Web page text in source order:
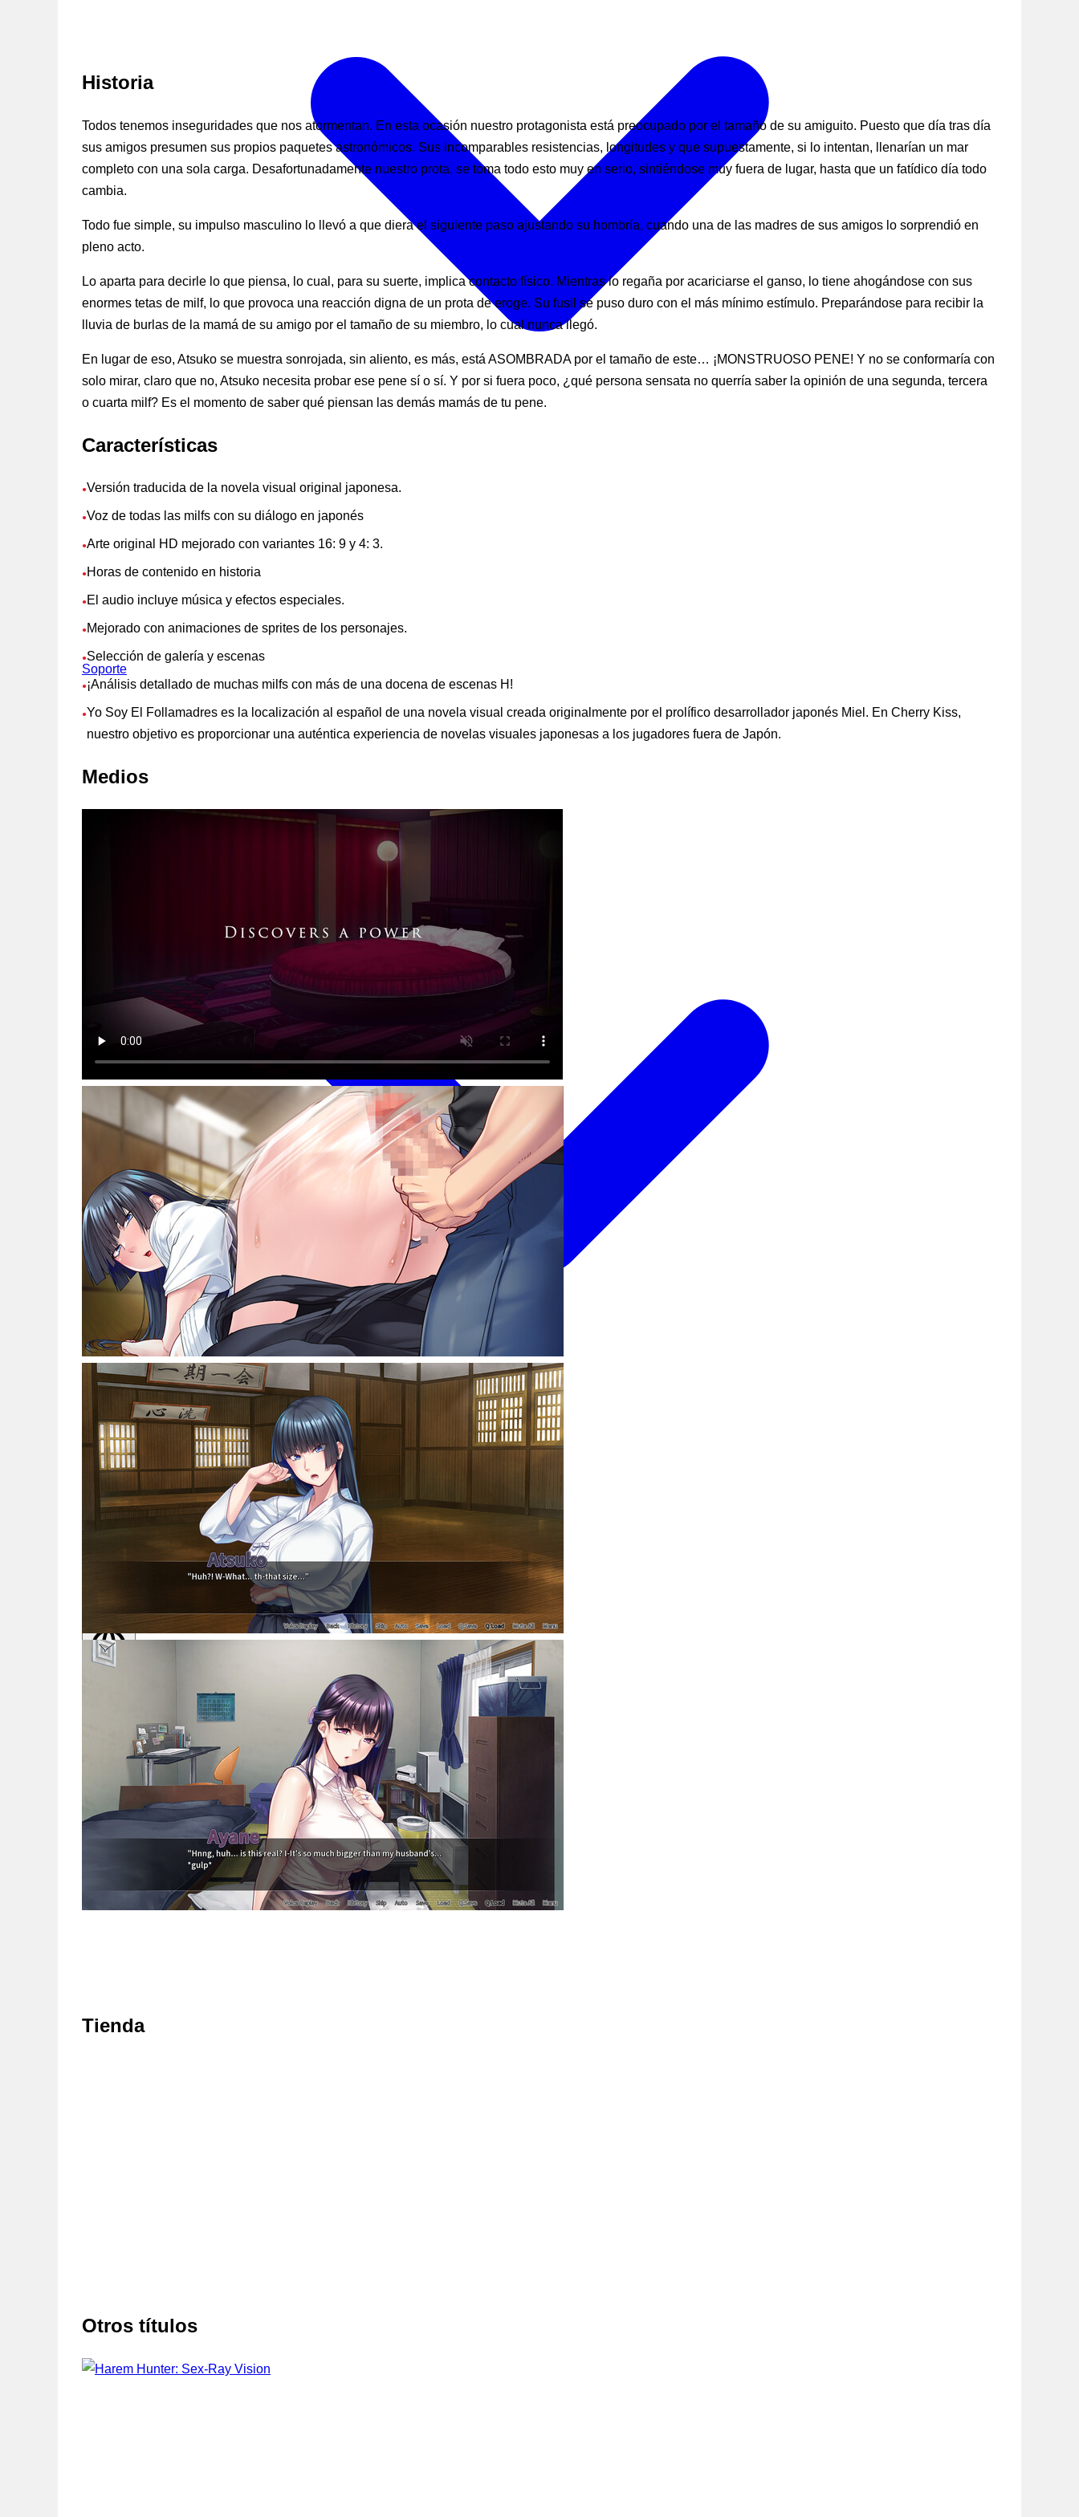
Soporte
Noticias
Historia
Todos tenemos inseguridades que nos atormentan. En esta ocasión nuestro protagonista está preocupado por el tamaño de su amiguito. Puesto que día tras día
sus amigos presumen sus propios paquetes astronómicos. Sus incomparables resistencias, longitudes y que supuestamente, si lo intentan, llenarían un mar
completo con una sola carga. Desafortunadamente nuestro prota, se toma todo esto muy en serio, sintiéndose muy fuera de lugar, hasta que un fatídico día todo
cambia.
Todo fue simple, su impulso masculino lo llevó a que diera el siguiente paso ajustando su hombría, cuando una de las madres de sus amigos lo sorprendió en
pleno acto.
Lo aparta para decirle lo que piensa, lo cual, para su suerte, implica contacto físico. Mientras lo regaña por acariciarse el ganso, lo tiene ahogándose con sus
enormes tetas de milf, lo que provoca una reacción digna de un prota de eroge. Su fusil se puso duro con el más mínimo estímulo. Preparándose para recibir la
lluvia de burlas de la mamá de su amigo por el tamaño de su miembro, lo cual nunca llegó.
En lugar de eso, Atsuko se muestra sonrojada, sin aliento, es más, está ASOMBRADA por el tamaño de este… ¡MONSTRUOSO PENE! Y no se conformaría con
solo mirar, claro que no, Atsuko necesita probar ese pene sí o sí. Y por si fuera poco, ¿qué persona sensata no querría saber la opinión de una segunda, tercera
o cuarta milf? Es el momento de saber qué piensan las demás mamás de tu pene.
Características
●Versión traducida de la novela visual original japonesa.
●Voz de todas las milfs con su diálogo en japonés
●Arte original HD mejorado con variantes 16: 9 y 4: 3.
● Horas de contenido en historia
● El audio incluye música y efectos especiales.
● Mejorado con animaciones de sprites de los personajes.
●Selección de galería y escenas
● ¡Análisis detallado de muchas milfs con más de una docena de escenas H!
●Yo Soy El Follamadres es la localización al español de una novela visual creada originalmente por el prolífico desarrollador japonés Miel. En Cherry Kiss,
nuestro objetivo es proporcionar una auténtica experiencia de novelas visuales japonesas a los jugadores fuera de Japón.
Medios
Tienda
Otros títulos